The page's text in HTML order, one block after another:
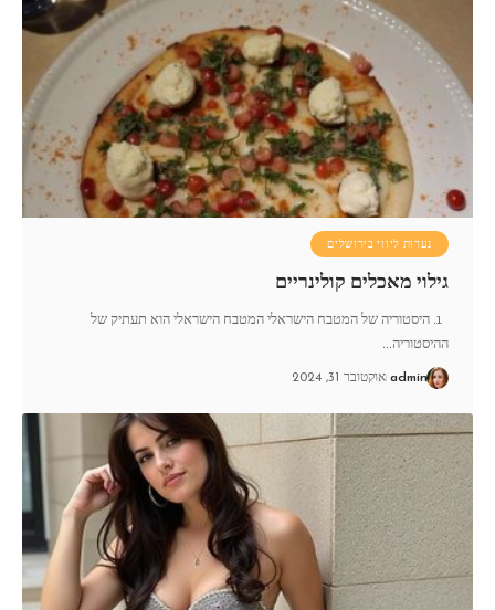
נערות ליווי בירושלים
גילוי מאכלים קולינריים
1. היסטוריה של המטבח הישראלי המטבח הישראלי הוא תעתיק של
ההיסטוריה…
admin אוקטובר 31, 2024